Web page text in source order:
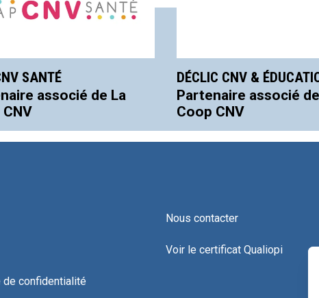
SANTÉ
associé de La
DÉCLIC CNV &
Partenaire associé
Coop CNV
de confidentialité
Nous contacter
Voir le certificat Qualiopi